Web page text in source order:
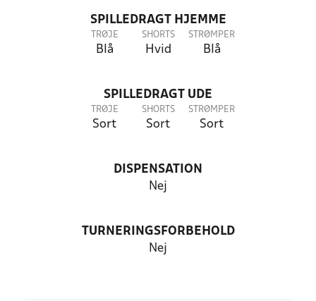
SPILLEDRAGT HJEMME
TRØJE
Blå
SHORTS
Hvid
STRØMPER
Blå
SPILLEDRAGT UDE
TRØJE
Sort
SHORTS
Sort
STRØMPER
Sort
DISPENSATION
Nej
TURNERINGSFORBEHOLD
Nej